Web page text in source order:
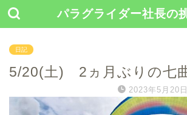
パラグライダー社長の
日記
5/20(土) 2ヵ月ぶりの七
2023年5月20日